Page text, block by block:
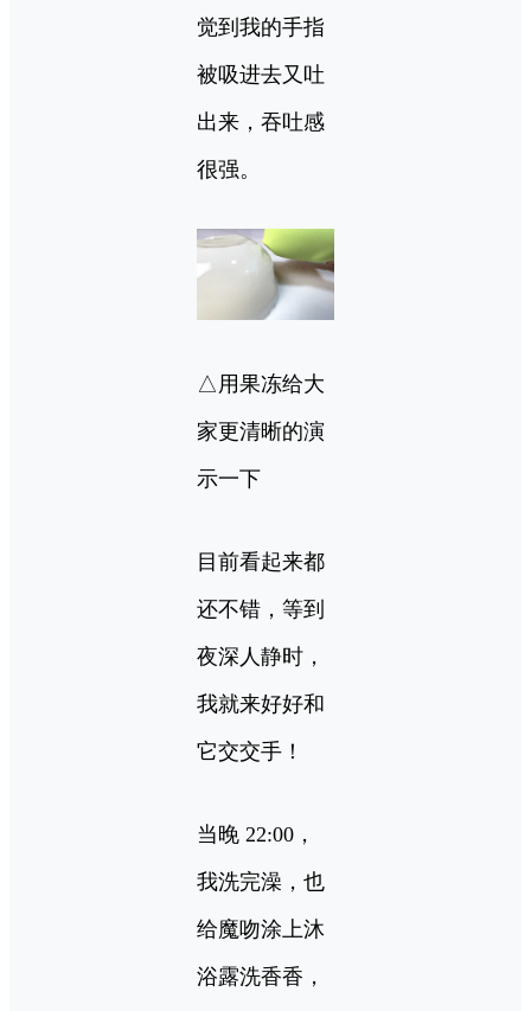
觉到我的手指
被吸进去又吐
出来，吞吐感
很强。
△用果冻给大
家更清晰的演
示一下
目前看起来都
还不错，等到
夜深人静时，
我就来好好和
它交交手！
当晚 22:00，
我洗完澡，也
给魔吻涂上沐
浴露洗香香，